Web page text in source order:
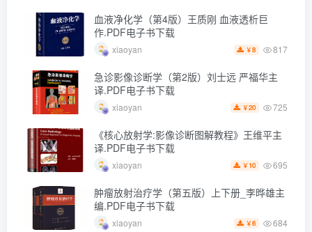
血液净化学（第4版）王质刚 血液透析巨
作.PDF电子书下载
xiaoyan ￥8 817
急诊影像诊断学（第2版）刘士远 严福华主
译.PDF电子书下载
xiaoyan ￥20 725
《核心放射学:影像诊断图解教程》王维平主
译.PDF电子书下载
xiaoyan ￥ 10 695
肿瘤放射治疗学（第五版）上下册_李晔雄主
编.PDF电子书下载
xiaoyan ￥6 684